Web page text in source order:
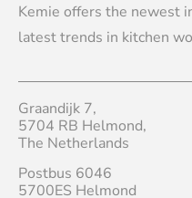
Kemie offers the newest
latest trends in kitchen
Graandijk 7,
5704 RB Helmond,
The Netherlands
Postbus 6046
5700ES Helmond